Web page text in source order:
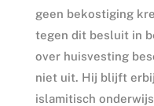
geen bekostiging
tegen dit besluit in
over huisvesting
niet uit. Hij blijft
islamitisch